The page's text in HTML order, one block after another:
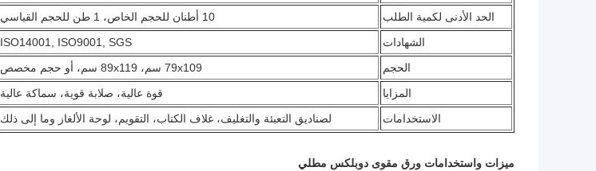
الحد الأدنى لكمية الطلب
10 أطنان للحجم الخاص، 1 طن للحجم القياسي
الشهادات
ISO14001, ISO9001, SGS
الحجم
79x109 سم، 89x119 سم، أو حجم مخصص
المزايا
قوة عالية، صلابة قوية، سماكة عالية
الاستخدامات
لصناديق التعبئة والتغليف، غلاف الكتاب، التقويم، لوحة الألغاز وما إلى ذلك
ميزات واستخدامات ورق مقوى دوبلكس مطلي